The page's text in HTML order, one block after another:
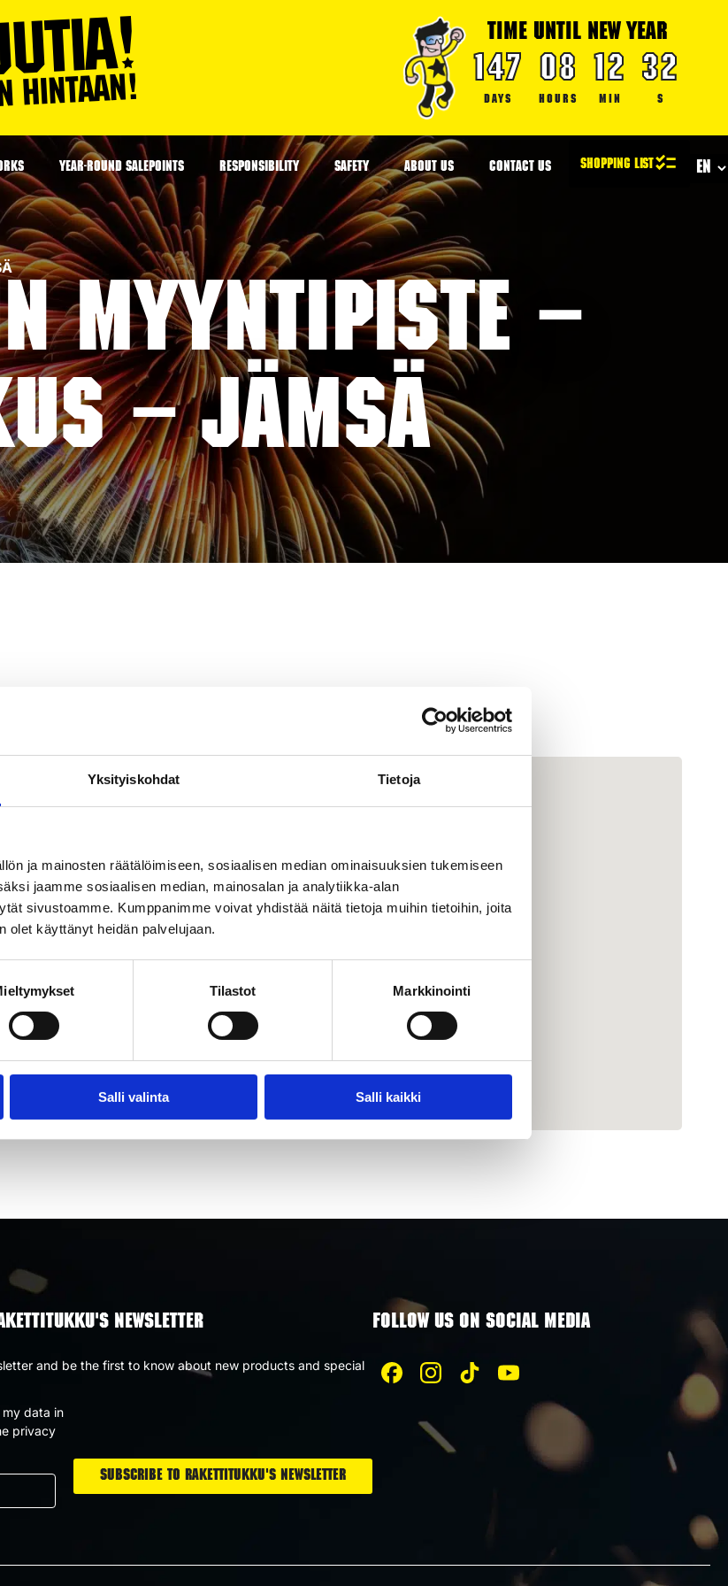
Yksityiskohdat Tietoja
ja mainosten räätälöimiseen, sosiaalisen median ominaisuuksien tukemiseen
jaamme sosiaalisen median, mainosalan ja analytiikka-alan
sivustoamme. Kumppanimme voivat yhdistää näitä tietoja muihin tietoihin, joita
olet käyttänyt heidän palvelujaan.
Tilastot Markkinointi
Salli valinta Salli kaikki
TIME UNTIL NEW YEAR
147
DAYS
08
HOURS
12
MIN
31
S
YEAR-ROUND SALEPOINTS RESPONSIBILITY SAFETY ABOUT US CONTACT US
myyntipiste –
– JÄMSÄ
NEWSLETTER
and be the first to know about new products and special
data in
privacy
FOLLOW US ON SOCIAL MEDIA